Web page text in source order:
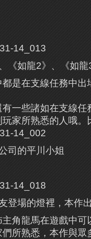
《如龍2》、《如
是在支線任務中出
一些諸如在支線
家所熟悉的人哦。
司的平川小姐
登場的燈裡，本作
角龍馬在遊戲中可
所熟悉，本作與